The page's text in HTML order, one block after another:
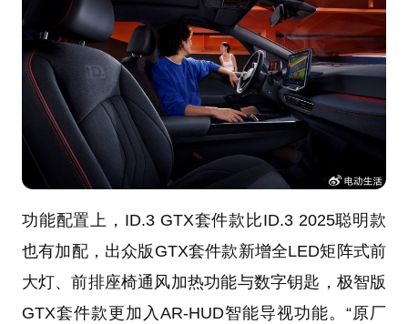
功能配置上，ID.3 GTX套件款比ID.3 2025聪明款
也有加配，出众版GTX套件款新增全LED矩阵式前
大灯、前排座椅通风加热功能与数字钥匙，极智版
GTX套件款更加入AR-HUD智能导视功能。“原厂